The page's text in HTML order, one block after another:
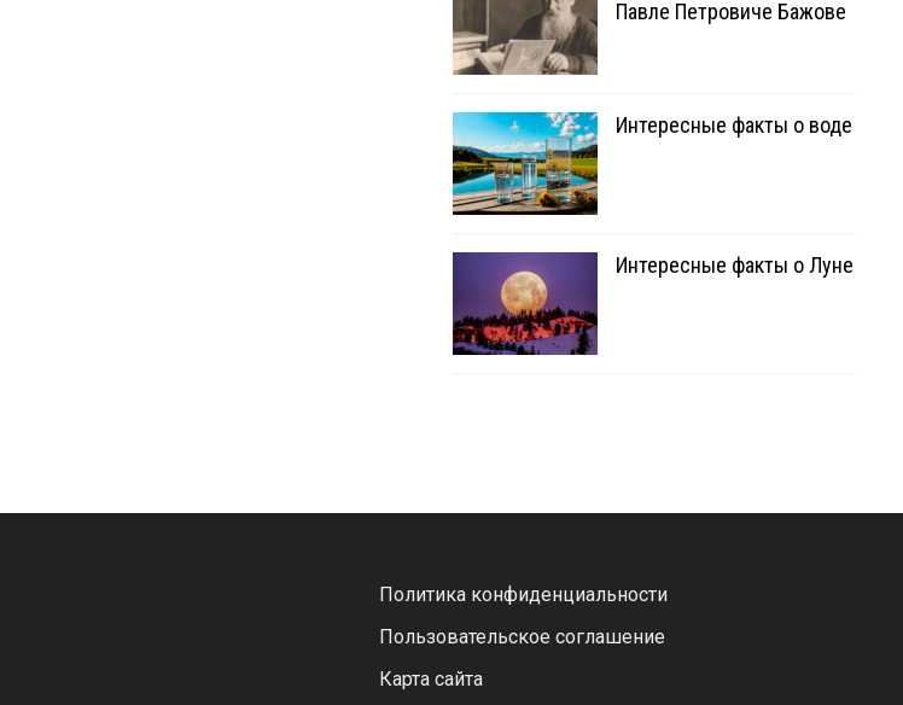
Павле Петровиче Бажове
Интересные факты о воде
Интересные факты о Луне
Политика конфиденциальности
Пользовательское соглашение
Карта сайта